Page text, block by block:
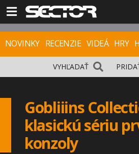
NOVINKY RECENZIE VIDEÁ HRY
VYHĽADAŤ
Gobliiins
klasickú sériu
konzoly